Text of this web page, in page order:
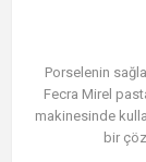
Porselenin
Fecra Mirel
makinesinde
bir